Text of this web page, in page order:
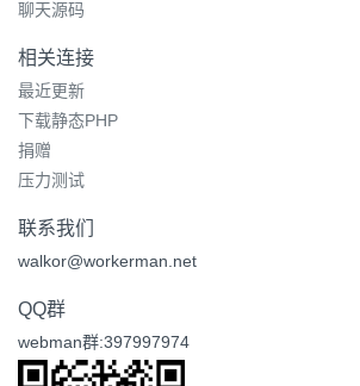
聊天源码
相关连接
最近更新
下载静态PHP
捐赠
压力测试
联系我们
walkor@workerman.net
QQ群
webman群:397997974